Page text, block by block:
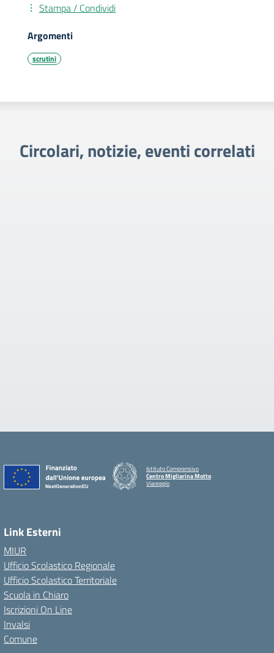
Stampa / Condividi
Argomenti
scrutini
Circolari, notizie, eventi correlati
Istituto Comprensivo
Centro Migliarina Motto
Viareggio
Link Esterni
MIUR
Ufficio Scolastico Regionale
Ufficio Scolastico Territoriale
Scuola in Chiaro
Iscrizioni On Line
Invalsi
Comune